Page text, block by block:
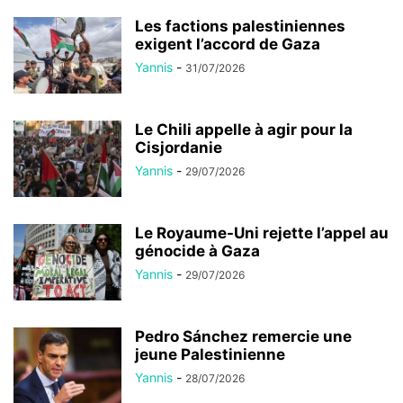
Les factions palestiniennes
exigent l’accord de Gaza
Yannis - 31/07/2026
Le Chili appelle à agir pour la
Cisjordanie
Yannis - 29/07/2026
Le Royaume-Uni rejette l’appel au
génocide à Gaza
Yannis - 29/07/2026
Pedro Sánchez remercie une
jeune Palestinienne
Yannis - 28/07/2026